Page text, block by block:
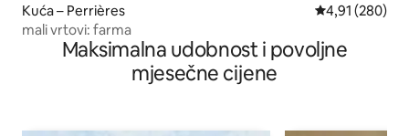
Kuća – Perrières Prosječna
4,91 (280)
mali vrtovi: farma
Maksimalna udobnost i povoljne
mjesečne cijene